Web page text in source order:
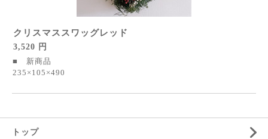
クリスマススワッグレッド
3,520 円
■ 新商品
235×105×490
トップ